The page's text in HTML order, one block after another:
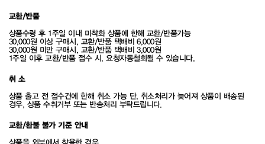
교환/반품
상품수령 후 1주일 이내 미착화 상품에 한해 교환/반품가능
30,000원 이상 구매시, 교환/반품 택배비 6,000원
30,000원 미만 구매시, 교환/반품 택배비 3,000원
1주일 이후 교환/반품 접수 시, 요청자동철회될 수 있습니다.
취 소
상품 출고 전 접수건에 한해 취소 가능 단, 취소처리가 늦어져 상품이 배송된
경우, 상품 수취거부 또는 반송처리 부탁드립니다.
교환/환불 불가 기준 안내
상품을 외부에서 착용한 경우